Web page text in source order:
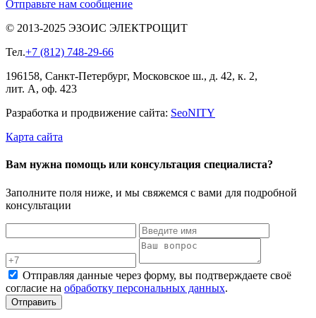
Отправьте нам сообщение
© 2013-2025 ЭЗОИС ЭЛЕКТРОЩИТ
Тел.+7 (812) 748-29-66
196158, Санкт-Петербург, Московское ш., д. 42, к. 2,
лит. А, оф. 423
Разработка и продвижение сайта: SeoNITY
Карта сайта
Вам нужна помощь или консультация специалиста?
Заполните поля ниже, и мы свяжемся с вами для подробной
консультации
Отправляя данные через форму, вы подтверждаете своё
согласие на обработку персональных данных.
Отправить